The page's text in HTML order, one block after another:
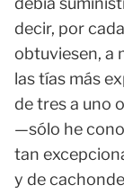
decir, por
obtuviesen, a
las tías más
de tres a uno
—sólo he
tan
y de